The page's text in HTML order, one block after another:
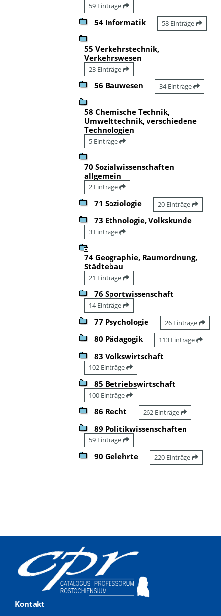
59 Einträge
54 Informatik 58 Einträge
55 Verkehrstechnik,
Verkehrswesen
23 Einträge
56 Bauwesen 34 Einträge
58 Chemische Technik,
Umwelttechnik, verschiedene
Technologien
5 Einträge
70 Sozialwissenschaften
allgemein
2 Einträge
71 Soziologie 20 Einträge
73 Ethnologie, Volkskunde
3 Einträge
74 Geographie, Raumordnung,
Städtebau
21 Einträge
76 Sportwissenschaft
14 Einträge
77 Psychologie 26 Einträge
80 Pädagogik 113 Einträge
83 Volkswirtschaft
102 Einträge
85 Betriebswirtschaft
100 Einträge
86 Recht 262 Einträge
89 Politikwissenschaften
59 Einträge
90 Gelehrte 220 Einträge
Kontakt